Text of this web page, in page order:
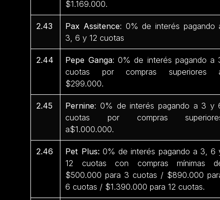
$1.169.000.
2.43 Pax Assitence: 0% de interés pagando
3, 6 y 12 cuotas
2.44 Pepe Ganga: 0% de interés pagando a
cuotas por compras superiores
$299.000.
2.45 Pernine: 0% de interés pagando a 3 y
cuotas por compras
a$1.000.000.
2.46 Pet Plus: 0% de interés pagando a 3, 6
12 cuotas con compras mínimas
$500.000 para 3 cuotas / $890.000
6 cuotas / $1.390.000 para 12 cuotas.